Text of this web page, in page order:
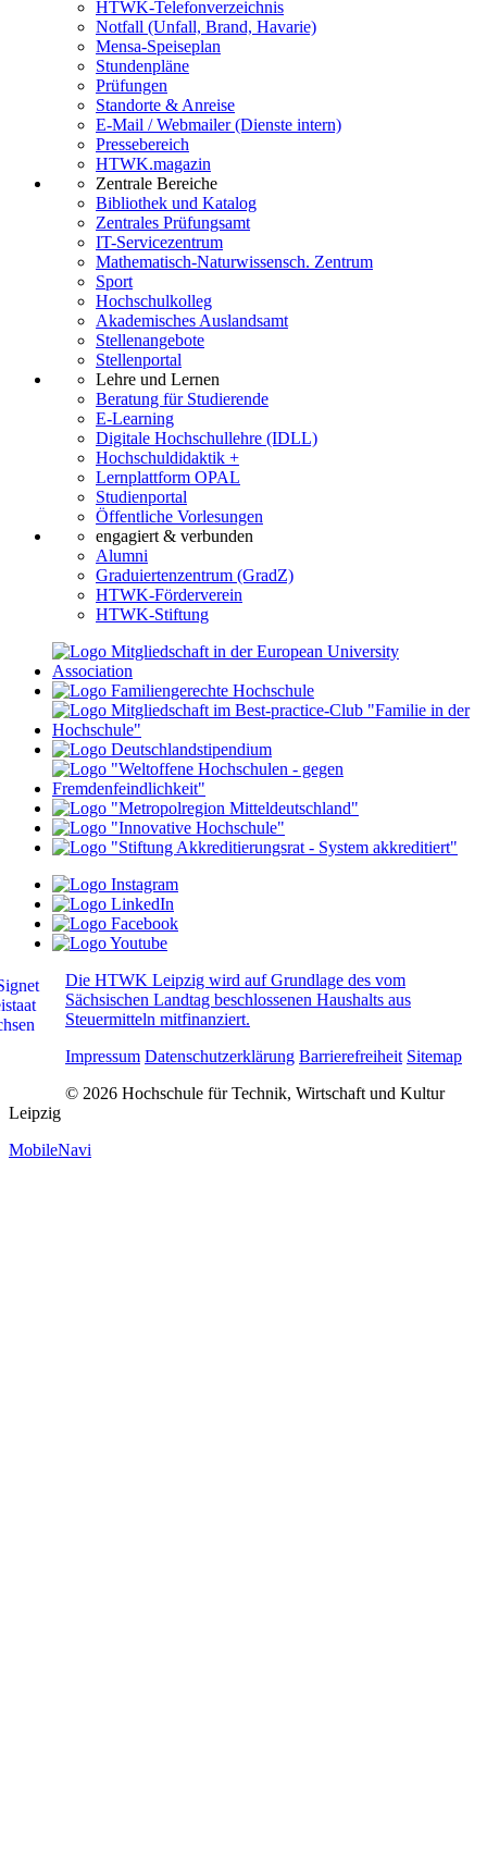
HTWK-Telefonverzeichnis
Notfall (Unfall, Brand, Havarie)
Mensa-Speiseplan
Stundenpläne
Prüfungen
Standorte & Anreise
E-Mail / Webmailer (Dienste intern)
Pressebereich
HTWK.magazin
Zentrale Bereiche
Bibliothek und Katalog
Zentrales Prüfungsamt
IT-Servicezentrum
Mathematisch-Naturwissensch. Zentrum
Sport
Hochschulkolleg
Akademisches Auslandsamt
Stellenangebote
Stellenportal
Lehre und Lernen
Beratung für Studierende
E-Learning
Digitale Hochschullehre (IDLL)
Hochschuldidaktik +
Lernplattform OPAL
Studienportal
Öffentliche Vorlesungen
engagiert & verbunden
Alumni
Graduiertenzentrum (GradZ)
HTWK-Förderverein
HTWK-Stiftung
Die HTWK Leipzig wird auf Grundlage des vom
Sächsischen Landtag beschlossenen Haushalts aus
Steuermitteln mitfinanziert.
Impressum Datenschutzerklärung Barrierefreiheit Sitemap
© 2026 Hochschule für Technik, Wirtschaft und Kultur
Leipzig
MobileNavi